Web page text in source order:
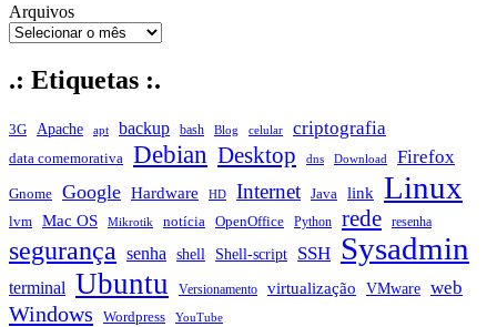
Arquivos
.: Etiquetas :.
3G Apache apt backup bash Blog celular criptografia
data comemorativa Debian Desktop dns Download Firefox
Gnome Google Hardware HD Internet Java link Linux
lvm Mac OS Mikrotik notícia OpenOffice Python rede resenha
segurança senha shell Shell-script SSH Sysadmin
terminal Ubuntu Versionamento virtualização VMware web
Windows Wordpress YouTube